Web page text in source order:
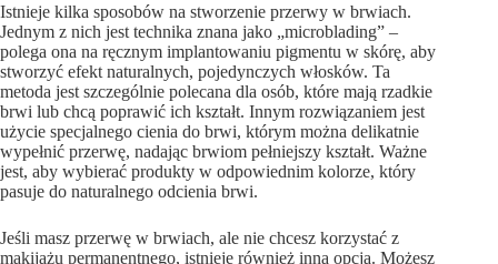
Istnieje kilka sposobów na stworzenie przerwy w brwiach.
Jednym z nich jest technika znana jako „microblading” –
polega ona na ręcznym implantowaniu pigmentu w skórę, aby
stworzyć efekt naturalnych, pojedynczych włosków. Ta
metoda jest szczególnie polecana dla osób, które mają rzadkie
brwi lub chcą poprawić ich kształt. Innym rozwiązaniem jest
użycie specjalnego cienia do brwi, którym można delikatnie
wypełnić przerwę, nadając brwiom pełniejszy kształt. Ważne
jest, aby wybierać produkty w odpowiednim kolorze, który
pasuje do naturalnego odcienia brwi.
Jeśli masz przerwę w brwiach, ale nie chcesz korzystać z
makijażu permanentnego, istnieje również inna opcja. Możesz